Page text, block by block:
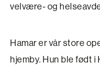
velvære- og
Hamar er vår store
hjemby. Hun ble født